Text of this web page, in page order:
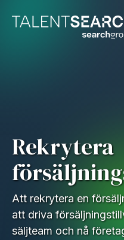
Rekrytera
Att rekrytera en
att driva
säljteam och nå